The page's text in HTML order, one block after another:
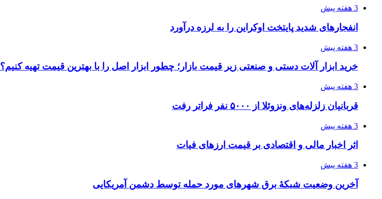
3 هفته پیش
انفجارهای شدید پایتخت اوکراین را به لرزه درآورد
3 هفته پیش
خرید ابزار آلات دستی و صنعتی زیر قیمت بازار؛ چطور ابزار اصل را با بهترین قیمت تهیه کنیم؟
3 هفته پیش
قربانیان زلزله‌های ونزوئلا از ۵۰۰۰ نفر فراتر رفت
3 هفته پیش
اثر اخبار مالی و اقتصادی بر قیمت ارزهای فیات
3 هفته پیش
آخرین وضعیت شبکۀ برق شهرهای مورد حمله توسط دشمن آمریکایی